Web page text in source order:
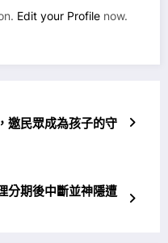
Edit your Profile now.
邀民眾成為孩子的守
分期後中斷並神隱遭